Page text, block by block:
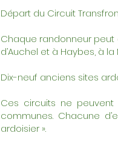
Départ du Circuit
Chaque randonneur peut
d’Auchel et à Haybes, à
Dix-neuf anciens sites
Ces circuits ne
communes. Chacune
ardoisier ».